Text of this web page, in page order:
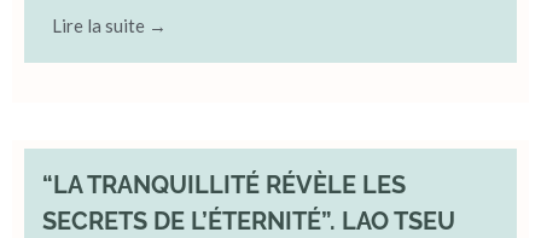
Lire la suite →
“LA TRANQUILLITÉ RÉVÈLE LES
SECRETS DE L’ÉTERNITÉ”. LAO TSEU